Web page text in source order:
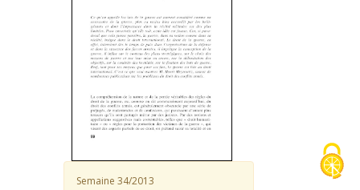
Semaine 34/2013